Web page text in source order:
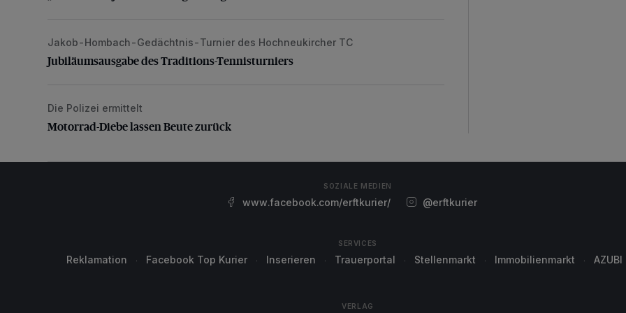
Jubiläumsausgabe des Traditions-Tennisturniers
Jakob-Hombach-Gedächtnis-Turnier des Hochneukircher TC
Jubiläumsausgabe des Traditions-Tennisturniers
Motorrad-Diebe lassen Beute zurück
Die Polizei ermittelt
Motorrad-Diebe lassen Beute zurück
SOZIALE MEDIEN
www.facebook.com/erftkurier/ @erftkurier
SERVICES
Reklamation Facebook Top Kurier Inserieren Trauerportal Stellenmarkt Immobilienmarkt AZUBI
VERLAG